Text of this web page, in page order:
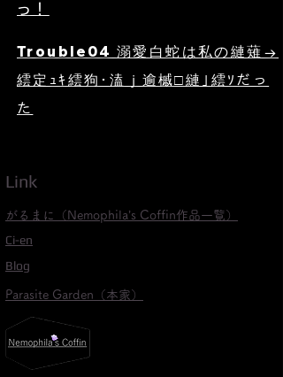
っ！
Trouble04 溺愛白蛇は私の縺薙→
繧定ｭｷ繧狗･溘ｊ逾槭□縺｣繧ｿだっ
た
Link
がるまに（Nemophila’s Coffin作品一覧）
Ci-en
Blog
Parasite Garden（本家）